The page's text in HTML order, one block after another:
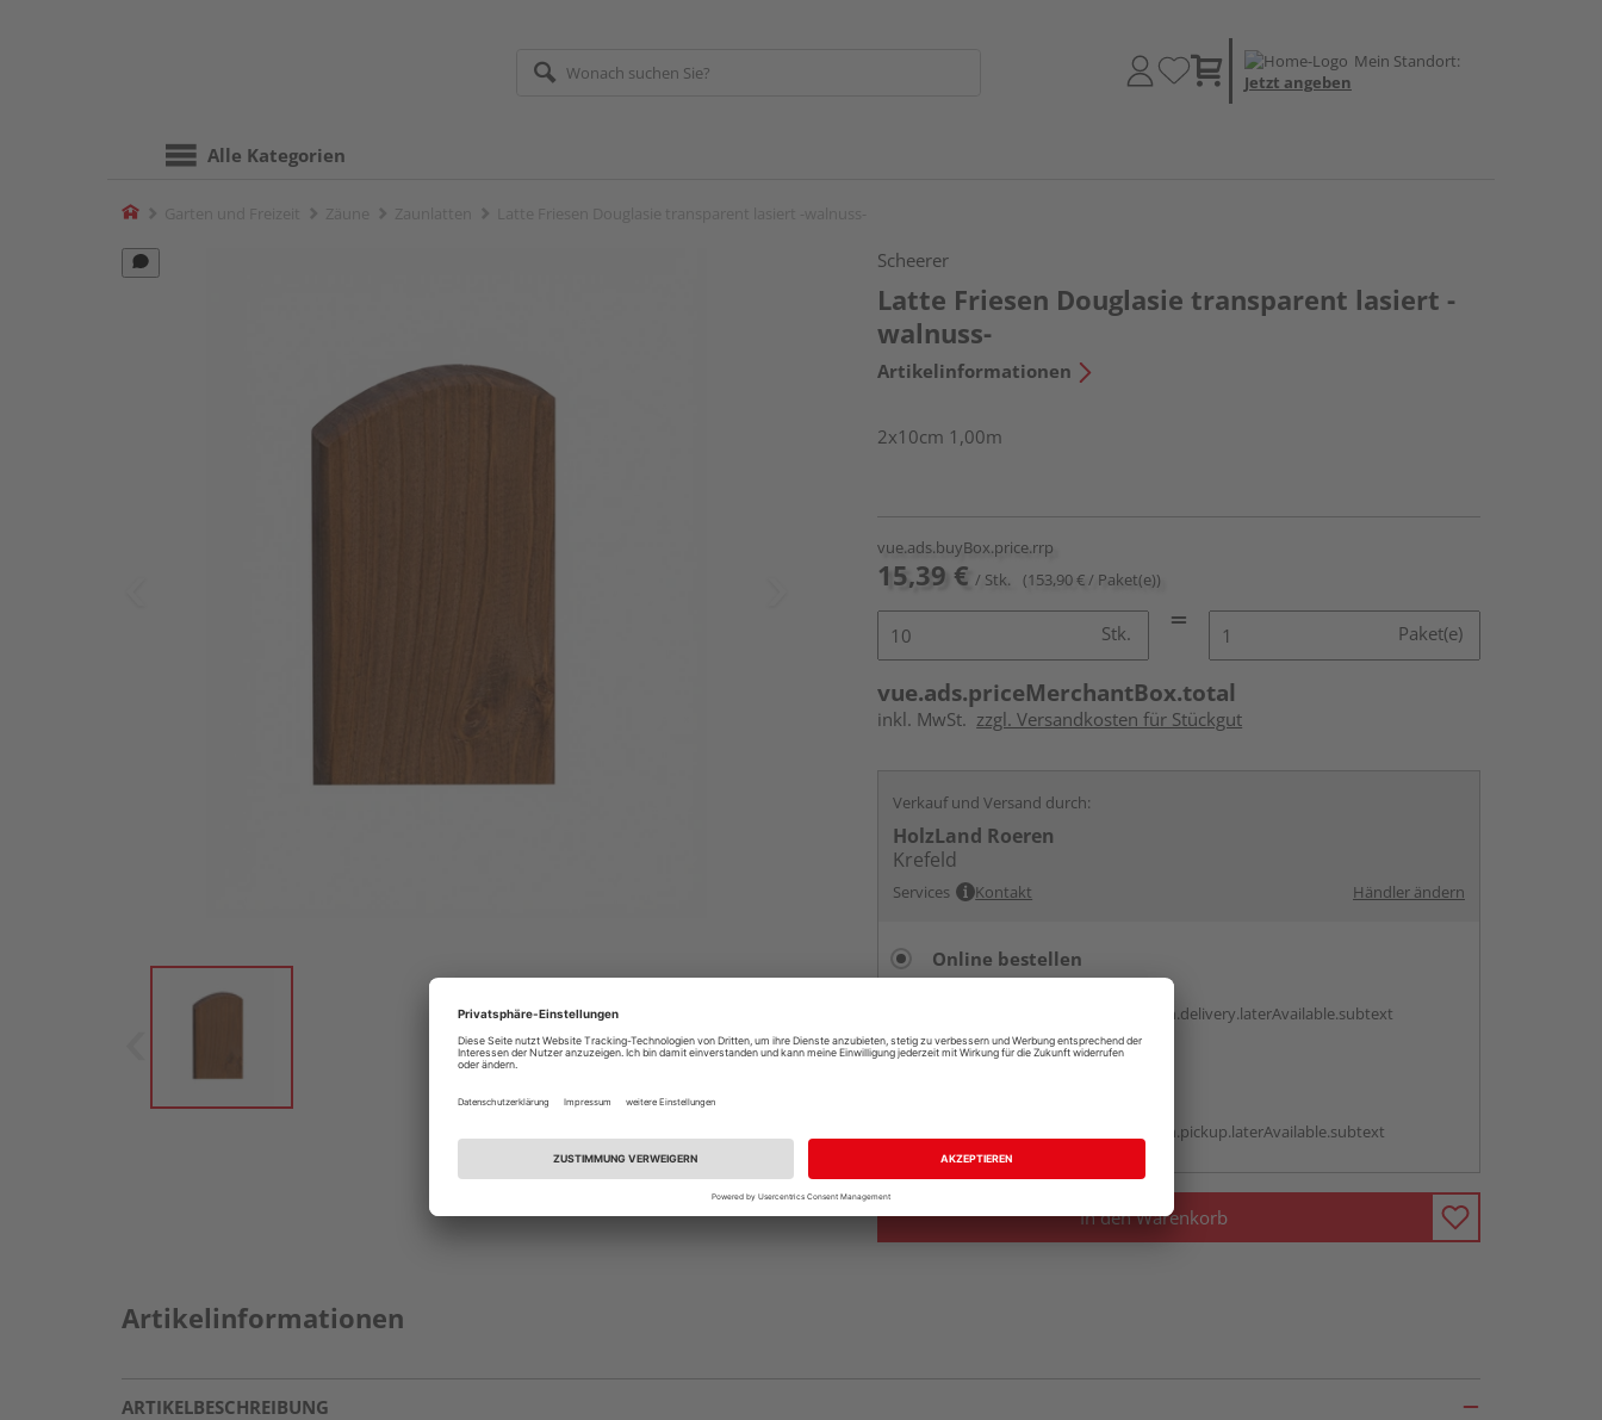
Mein Standort:
Jetzt angeben
Alle Kategorien
Home
Scheerer
Latte Friesen Douglasie transparent lasiert -
walnuss-
Artikelinformationen
2x10cm 1,00m
vue.ads.buyBox.price.rrp
15,39 € / Stk. (153,90 € / Paket(e))
Stk. Paket(e)
vue.ads.priceMerchantBox.total
inkl. MwSt. zzgl. Versandkosten für Stückgut
Verkauf und Versand durch:
HolzLand Roeren
Krefeld
Services Kontakt Händler ändern
Online bestellen
vue.ads.priceMerchantBox.option.delivery.laterAvailable.subtext
vue.ads.priceMerchantBox.option.pickup.laterAvailable.subtext
In den Warenkorb
Artikelinformationen
ARTIKELBESCHREIBUNG